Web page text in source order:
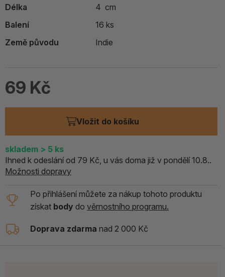
Délka
4 cm
Balení
16 ks
Země původu
Indie
69 Kč
Vložit do košíku
skladem > 5 ks
Ihned k odeslání od 79 Kč, u vás doma již v pondělí 10.8..
Možnosti dopravy
Po přihlášení můžete za nákup tohoto produktu
získat body do věrnostního programu.
Doprava zdarma nad 2 000 Kč